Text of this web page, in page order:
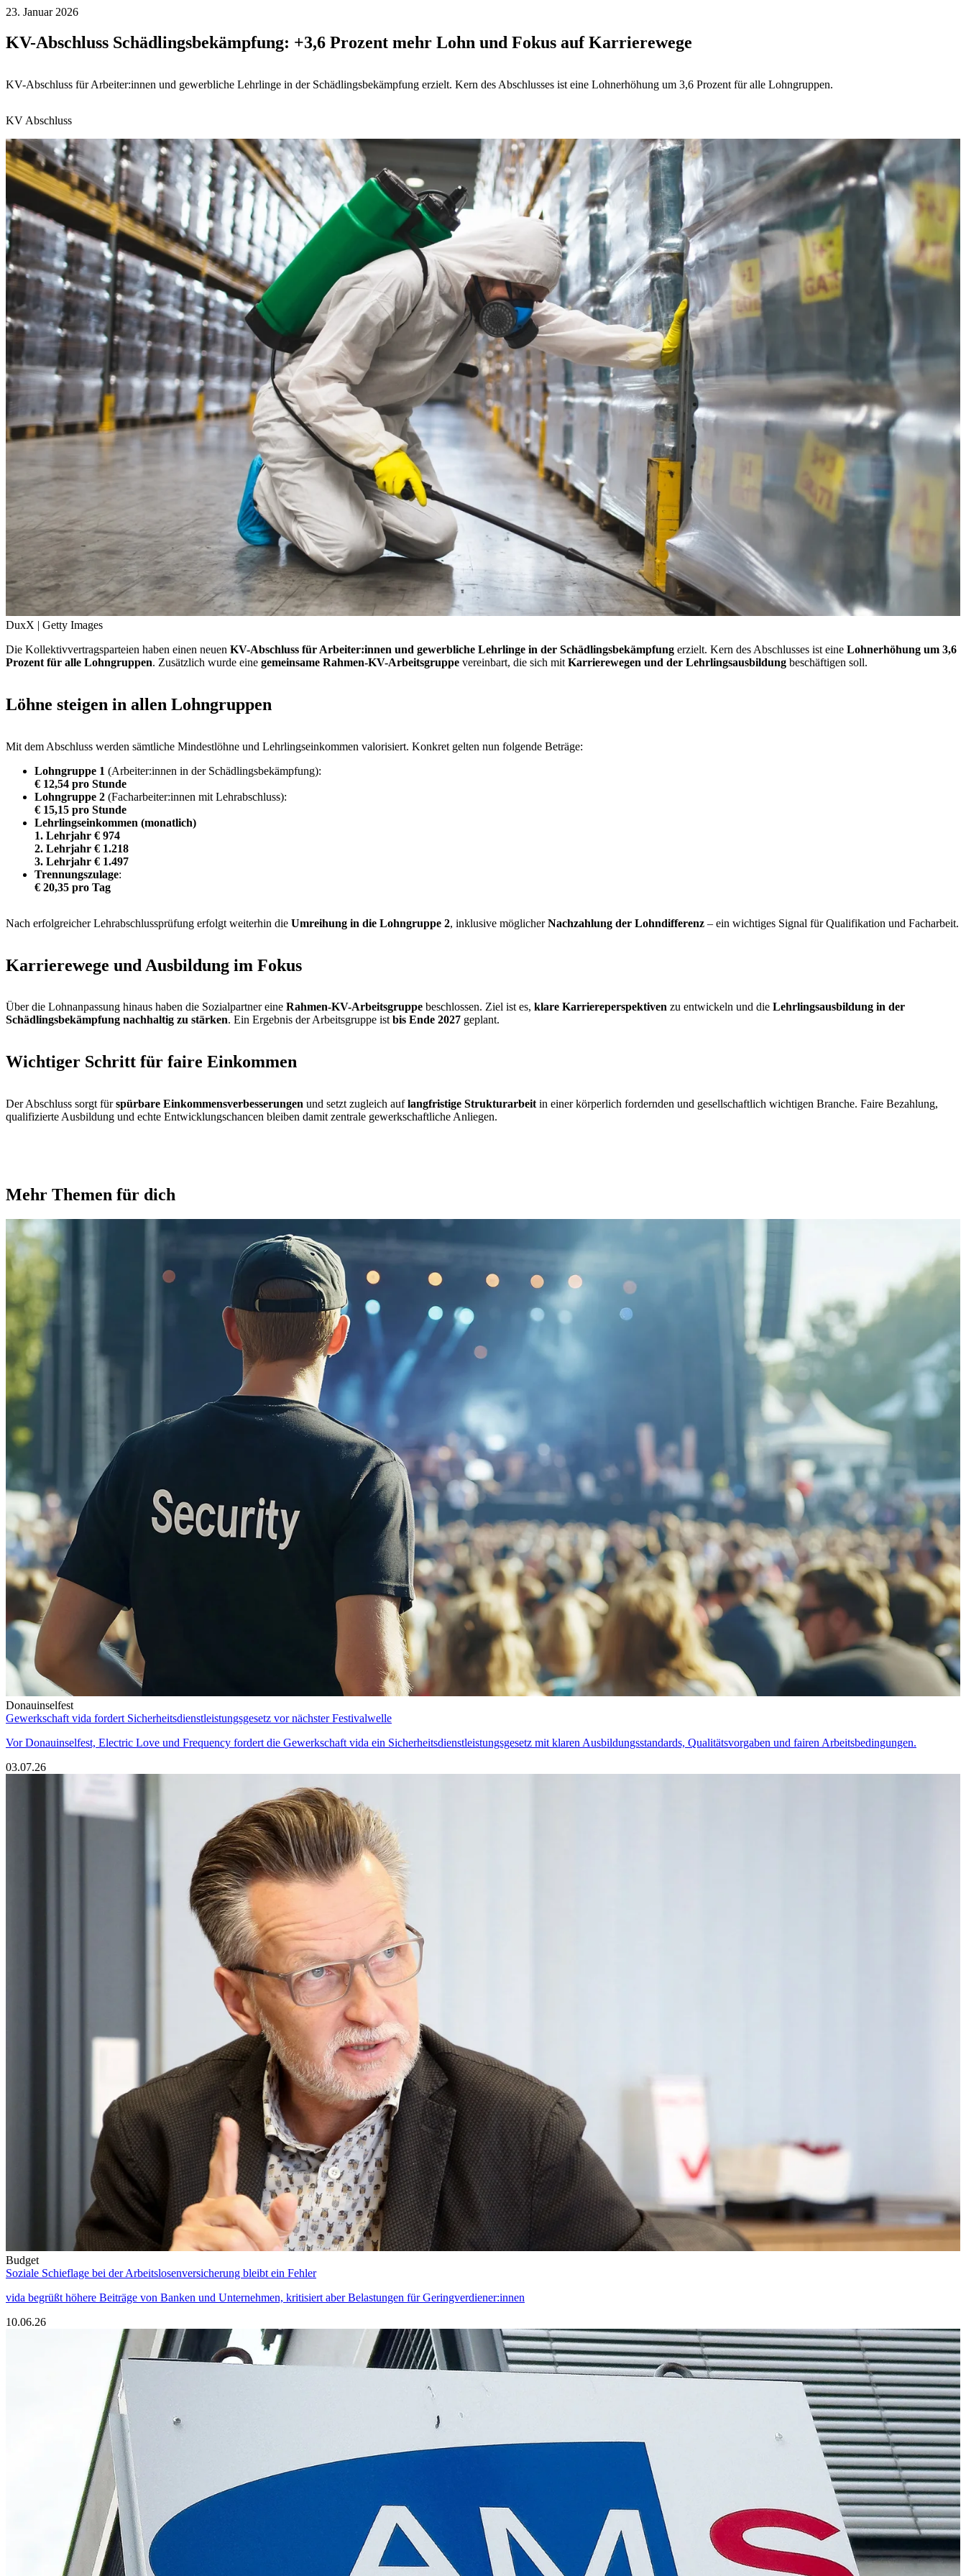
23. Januar 2026
KV-Abschluss Schädlingsbekämpfung: +3,6 Prozent mehr Lohn und Fokus auf Karrierewege
KV-Abschluss für Arbeiter:innen und gewerbliche Lehrlinge in der Schädlingsbekämpfung erzielt. Kern des Abschlusses ist eine Lohnerhöhung um 3,6 Prozent für alle Lohngruppen.
KV Abschluss
DuxX | Getty Images
Die Kollektivvertragsparteien haben einen neuen KV-Abschluss für Arbeiter:innen und gewerbliche Lehrlinge in der Schädlingsbekämpfung erzielt. Kern des Abschlusses ist eine Lohnerhöhung um 3,6
Prozent für alle Lohngruppen. Zusätzlich wurde eine gemeinsame Rahmen-KV-Arbeitsgruppe vereinbart, die sich mit Karrierewegen und der Lehrlingsausbildung beschäftigen soll.
Löhne steigen in allen Lohngruppen
Mit dem Abschluss werden sämtliche Mindestlöhne und Lehrlingseinkommen valorisiert. Konkret gelten nun folgende Beträge:
Lohngruppe 1 (Arbeiter:innen in der Schädlingsbekämpfung):
€ 12,54 pro Stunde
Lohngruppe 2 (Facharbeiter:innen mit Lehrabschluss):
€ 15,15 pro Stunde
Lehrlingseinkommen (monatlich)
1. Lehrjahr € 974
2. Lehrjahr € 1.218
3. Lehrjahr € 1.497
Trennungszulage:
€ 20,35 pro Tag
Nach erfolgreicher Lehrabschlussprüfung erfolgt weiterhin die Umreihung in die Lohngruppe 2, inklusive möglicherNachzahlung der Lohndifferenz – ein wichtiges Signal für Qualifikation und Facharbeit.
Karrierewege und Ausbildung im Fokus
Über die Lohnanpassung hinaus haben die Sozialpartner eine Rahmen-KV-Arbeitsgruppe beschlossen. Ziel ist es, klare Karriereperspektiven zu entwickeln und die Lehrlingsausbildung in der
Schädlingsbekämpfung nachhaltig zu stärken. Ein Ergebnis der Arbeitsgruppe istbis Ende 2027 geplant.
Wichtiger Schritt für faire Einkommen
Der Abschluss sorgt fürspürbare Einkommensverbesserungen und setzt zugleich auflangfristige Strukturarbeit in einer körperlich fordernden und gesellschaftlich wichtigen Branche. Faire Bezahlung,
qualifizierte Ausbildung und echte Entwicklungschancen bleiben damit zentrale gewerkschaftliche Anliegen.
Mehr Themen für dich
Donauinselfest
Gewerkschaft vida fordert Sicherheitsdienstleistungsgesetz vor nächster Festivalwelle
Vor Donauinselfest, Electric Love und Frequency fordert die Gewerkschaft vida ein Sicherheitsdienstleistungsgesetz mit klaren Ausbildungsstandards, Qualitätsvorgaben und fairen Arbeitsbedingungen.
03.07.26
Budget
Soziale Schieflage bei der Arbeitslosenversicherung bleibt ein Fehler
vida begrüßt höhere Beiträge von Banken und Unternehmen, kritisiert aber Belastungen für Geringverdiener:innen
10.06.26